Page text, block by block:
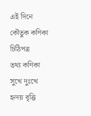
এই দিনে
কৌতুক কণিকা
চিঠিপত্র
তথ্য কণিকা
সুখে দুঃখে
হৃদয় বৃত্তি